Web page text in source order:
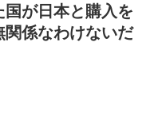
国が日本と購入を
係なわけないだ